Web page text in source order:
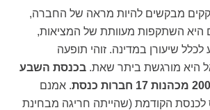
מבקשים להיות מראה של החברה,
היא השתקפות מעוותת של המציאות,
לכלל שיעורן במדינה. זוהי תופעה
היא מורגשת ביתר שאת. בכנסת השבע
כנסת. אמנם
לכנסת הקודמת (שהייתה חריגה מבחינת